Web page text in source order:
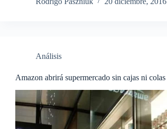
Análisis
Amazon abrirá supermercado sin cajas ni colas